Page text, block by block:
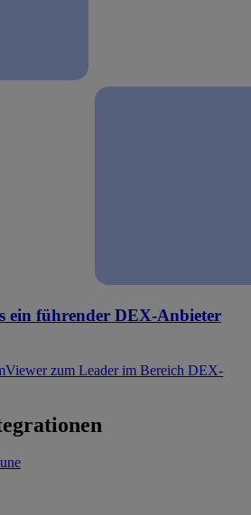
ein führender DEX-Anbieter
zum Leader im Bereich DEX-